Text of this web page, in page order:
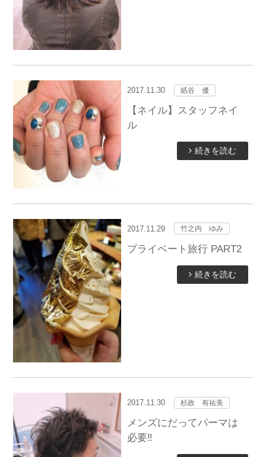
2017.11.30 紙谷 優
【ネイル】スタッフネイ
ル
続きを読む
2017.11.29 竹之内 ゆみ
プライベート旅行 PART2
続きを読む
2017.11.30 杉政 有祐美
メンズにだってパーマは
必要‼︎